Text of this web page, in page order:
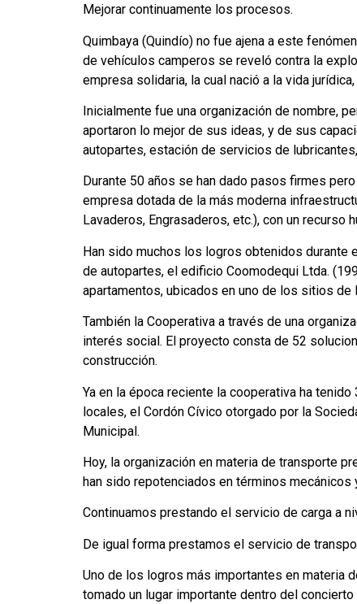
Mejorar continuamente los procesos.
Quimbaya (Quindío) no fue ajena a este
de vehículos camperos se reveló contra la
empresa solidaria, la cual nació a la vida
Inicialmente fue una organización de nombre,
aportaron lo mejor de sus ideas, y de sus
autopartes, estación de servicios de
Durante 50 años se han dado pasos firmes
empresa dotada de la más moderna
Lavaderos, Engrasaderos, etc.), con un
Han sido muchos los logros obtenidos durante
de autopartes, el edificio Coomodequi Ltda.
apartamentos, ubicados en uno de los sitios de
También la Cooperativa a través de una
interés social. El proyecto consta de 52
construcción.
Ya en la época reciente la cooperativa ha
locales, el Cordón Cívico otorgado por la
Municipal.
Hoy, la organización en materia de transporte
han sido repotenciados en términos
Continuamos prestando el servicio de carga a
De igual forma prestamos el servicio de
Uno de los logros más importantes en materia
tomado un lugar importante dentro del concierto